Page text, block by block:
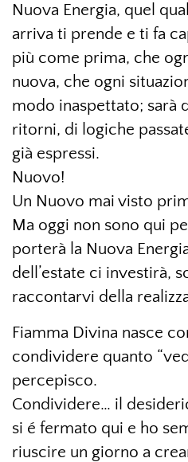
Nuova Energia, quel
arriva ti prende e ti fa
più come prima, che
nuova, che ogni
modo inaspettato; sarà
ritorni, di logiche
già espressi.
Nuovo!
Un Nuovo mai visto
Ma oggi non sono qui
porterà la Nuova
dell’estate ci investirà,
raccontarvi della
Fiamma Divina nasce
condividere quanto
percepisco.
Condividere… il
si é fermato qui e ho
riuscire un giorno a